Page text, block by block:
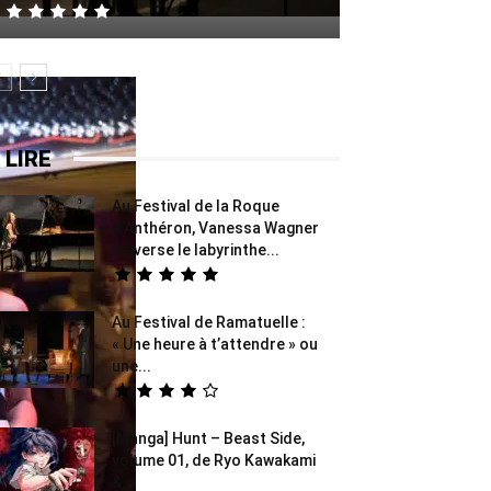
Au Festival de la Roque
d’Anthéron, Vanessa Wagner
traverse le labyrinthe...
Au Festival de Ramatuelle :
« Une heure à t’attendre » ou
une...
[Manga] Hunt – Beast Side,
volume 01, de Ryo Kawakami